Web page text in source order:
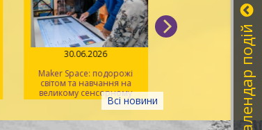
Всі новини
30.06.2026
Maker Space: подорожі
світом та навчання на
великому сенсорному
екрані
26.06.2026
Слова, які
запам'ятати: зустріч
TalkMasters
Календар подій